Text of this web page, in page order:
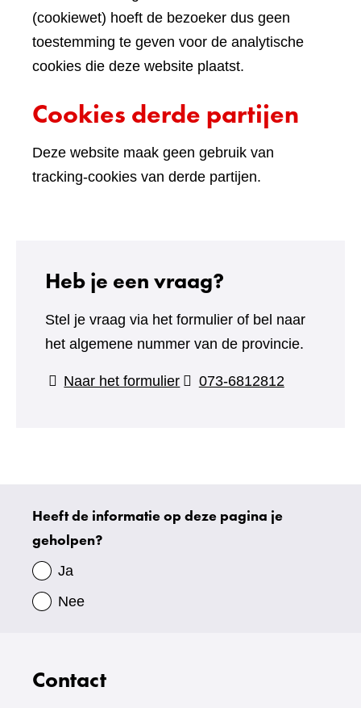
(cookiewet) hoeft de bezoeker dus geen
toestemming te geven voor de analytische
cookies die deze website plaatst.
Cookies derde partijen
Deze website maak geen gebruik van
tracking-cookies van derde partijen.
Heb je een vraag?
Stel je vraag via het formulier of bel naar
het algemene nummer van de provincie.
Naar het formulier(verwijst
073-6812812
Uw
gegevens
Heeft de informatie op deze pagina je
geholpen?
Ja
Nee
Contact